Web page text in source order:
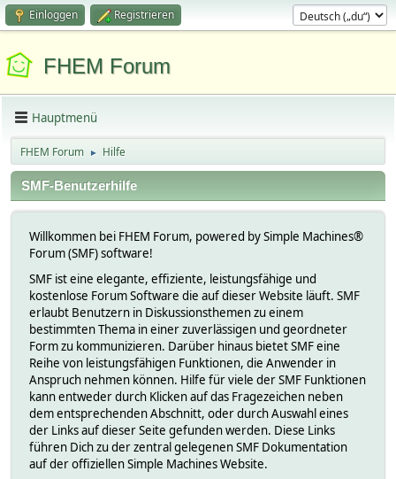
Einloggen Registrieren
FHEM Forum
Hauptmenü
FHEM Forum ► Hilfe
SMF-Benutzerhilfe
Willkommen bei FHEM Forum, powered by Simple Machines®
Forum (SMF) software!
SMF ist eine elegante, effiziente, leistungsfähige und
kostenlose Forum Software die auf dieser Website läuft. SMF
erlaubt Benutzern in Diskussionsthemen zu einem
bestimmten Thema in einer zuverlässigen und geordneter
Form zu kommunizieren. Darüber hinaus bietet SMF eine
Reihe von leistungsfähigen Funktionen, die Anwender in
Anspruch nehmen können. Hilfe für viele der SMF Funktionen
kann entweder durch Klicken auf das Fragezeichen neben
dem entsprechenden Abschnitt, oder durch Auswahl eines
der Links auf dieser Seite gefunden werden. Diese Links
führen Dich zu der zentral gelegenen SMF Dokumentation
auf der offiziellen Simple Machines Website.